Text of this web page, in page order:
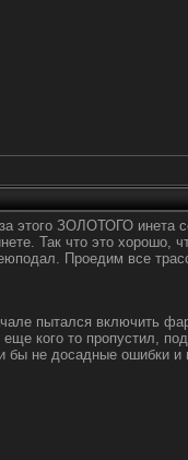
этого ЗОЛОТОГО
Так что это
Проедим все
пытался включить
кого то пропустил,
бы не досадные ошибки